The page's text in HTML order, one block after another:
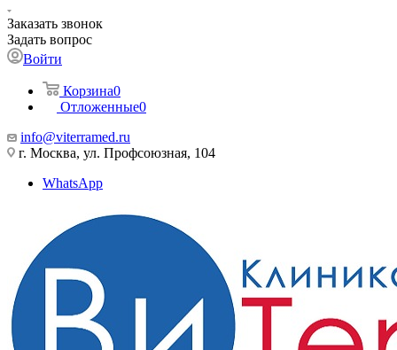
Заказать звонок
Задать вопрос
Войти
Корзина0
Отложенные0
info@viterramed.ru
г. Москва, ул. Профсоюзная, 104
WhatsApp